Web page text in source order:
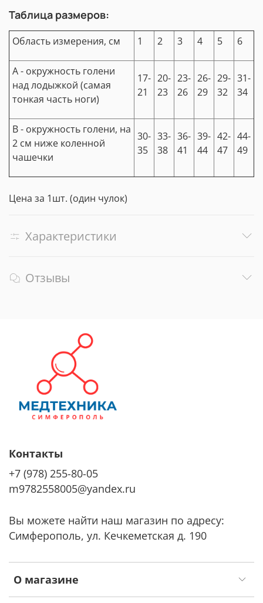
Таблица размеров:
Область измерения, см 1 2 3 4 5 6
А - окружность голени
над лодыжкой (самая
тонкая часть ноги)
17-
21
20-
23
23-
26
26-
29
29-
32
31-
34
В - окружность голени, на
2 см ниже коленной
чашечки
30-
35
33-
38
36-
41
39-
44
42-
47
44-
49
Цена за 1шт. (один чулок)
Характеристики
Отзывы
О магазине
Контакты
+7 (978) 255-80-05
m9782558005@yandex.ru
Вы можете найти наш магазин по адресу:
Симферополь, ул. Кечкеметская д. 190